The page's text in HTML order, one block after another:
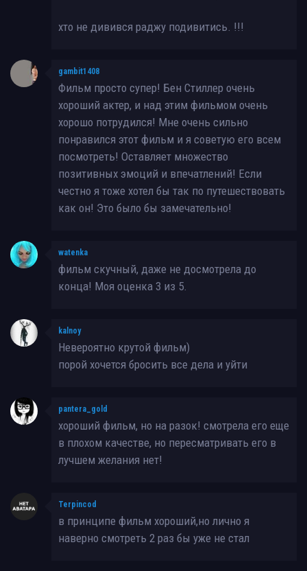
хто не дивився раджу подивитись. !!!
gambit1408
Фильм просто супер! Бен Стиллер очень
хороший актер, и над этим фильмом очень
хорошо потрудился! Мне очень сильно
понравился этот фильм и я советую его всем
посмотреть! Оставляет множество
позитивных эмоций и впечатлений! Если
честно я тоже хотел бы так по путешествовать
как он! Это было бы замечательно!
watenka
фильм скучный, даже не досмотрела до
конца! Моя оценка 3 из 5.
kalnoy
Невероятно крутой фильм)
порой хочется бросить все дела и уйти
pantera_gold
хороший фильм, но на разок! смотрела его еще
в плохом качестве, но пересматривать его в
лучшем желания нет!
Terpincod
в принципе фильм хороший,но лично я
наверно смотреть 2 раз бы уже не стал